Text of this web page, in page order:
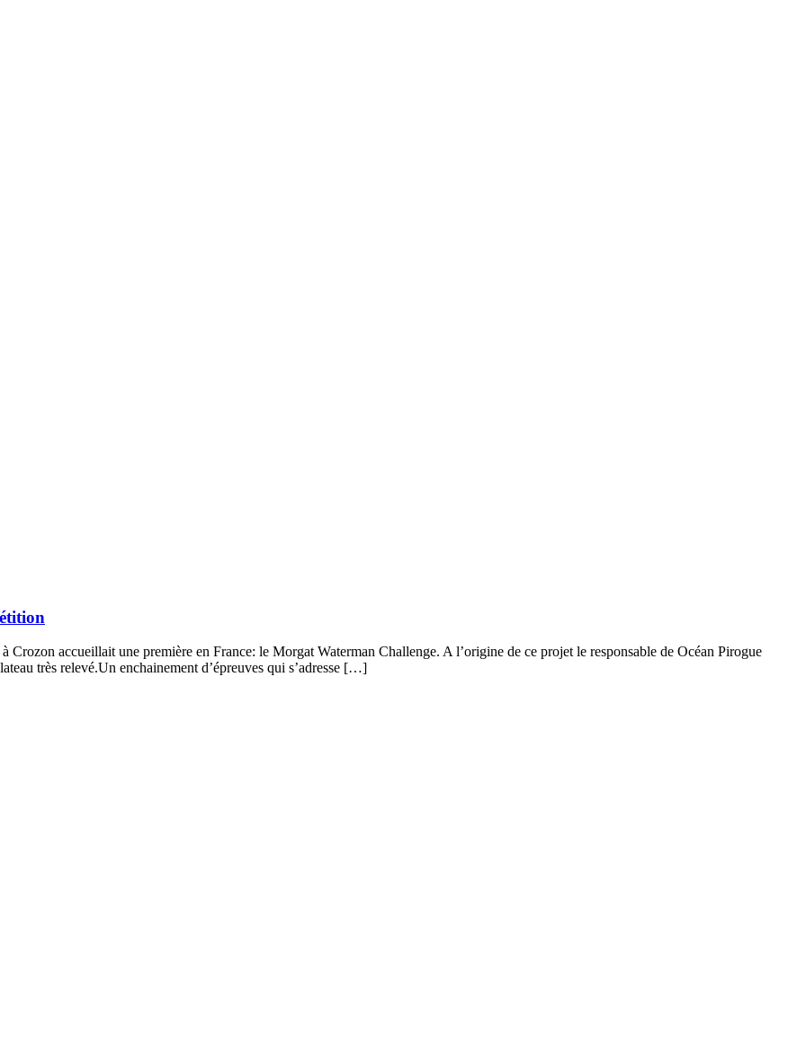
Crozon accueillait une première en France: le Morgat Waterman Challenge. A l’origine de ce projet le responsable de Océan Pirogue
très relevé.Un enchainement d’épreuves qui s’adresse […]